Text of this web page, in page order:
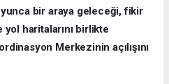
bir araya geleceği, fikir
yol haritalarını birlikte
Merkezinin açılışını